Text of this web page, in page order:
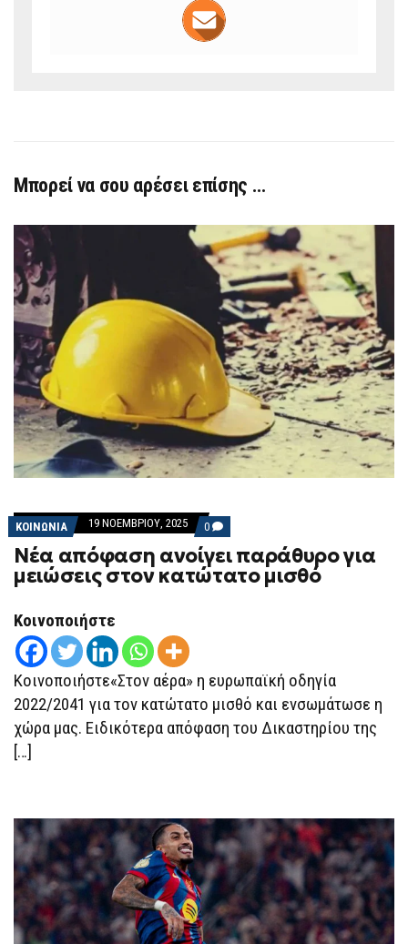
Μπορεί να σου αρέσει επίσης …
ΚΟΙΝΩΝΙΑ 19 ΝΟΕΜΒΡΊΟΥ, 2025 0 COMMENTS
ON
NΈΑ
ΑΠΌΦΑΣΗ
ΑΝΟΊΓΕΙ
Nέα απόφαση ανοίγει παράθυρο για
μειώσεις στον κατώτατο μισθό
Κοινοποιήστε
Κοινοποιήστε«Στον αέρα» η ευρωπαϊκή οδηγία
2022/2041 για τον κατώτατο μισθό και ενσωμάτωσε η
χώρα μας. Ειδικότερα απόφαση του Δικαστηρίου της
[…]